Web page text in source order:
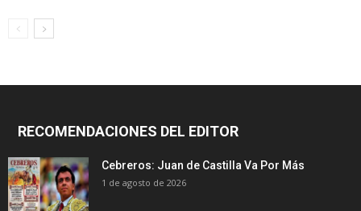
RECOMENDACIONES DEL EDITOR
Cebreros: Juan de Castilla Va Por Más
1 de agosto de 2026